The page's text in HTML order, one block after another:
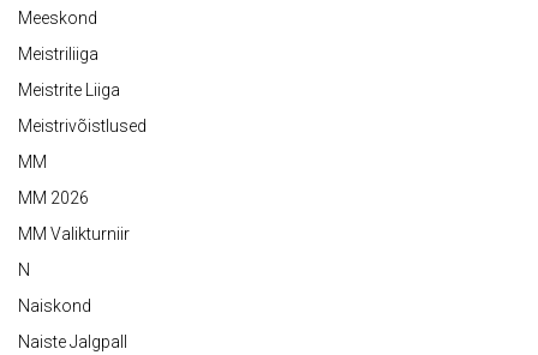
Meeskond
Meistriliiga
Meistrite Liiga
Meistrivõistlused
MM
MM 2026
MM Valikturniir
N
Naiskond
Naiste Jalgpall